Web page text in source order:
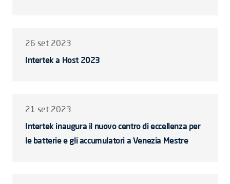
26 set 2023
Intertek a Host 2023
21 set 2023
Intertek inaugura il nuovo centro di eccellenza per
le batterie e gli accumulatori a Venezia Mestre